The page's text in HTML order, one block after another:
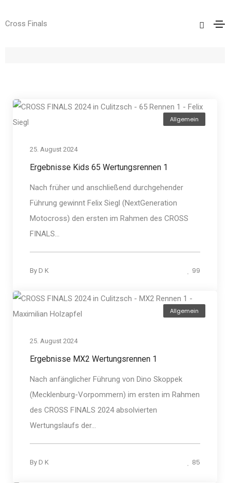
Cross Finals
Allgemein
25. August 2024
Ergebnisse Kids 65 Wertungsrennen 1
Nach früher und anschließend durchgehender
Führung gewinnt Felix Siegl (NextGeneration
Motocross) den ersten im Rahmen des CROSS
FINALS...
By D K 99
Allgemein
25. August 2024
Ergebnisse MX2 Wertungsrennen 1
Nach anfänglicher Führung von Dino Skoppek
(Mecklenburg-Vorpommern) im ersten im Rahmen
des CROSS FINALS 2024 absolvierten
Wertungslaufs der...
By D K 85